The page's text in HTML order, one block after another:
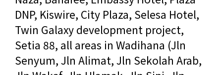
DNP, Kiswire, City Plaza, Selesa Hotel,
Twin Galaxy development project,
Setia 88, all areas in Wadihana (Jln
Senyum, Jln Alimat, Jln Sekolah Arab,